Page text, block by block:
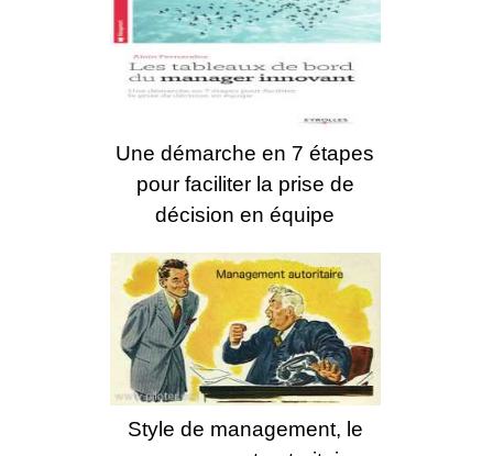
Une démarche en 7 étapes
pour faciliter la prise de
décision en équipe
Style de management, le